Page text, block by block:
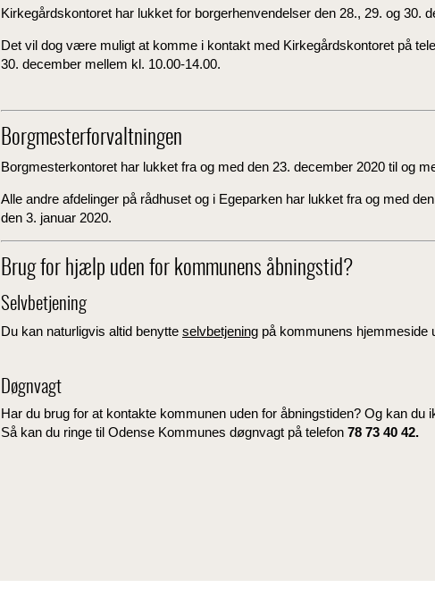
Kirkegårdskontoret har lukket for borgerhenvendelser den 28., 29. og 30.
Det vil dog være muligt at komme i kontakt med Kirkegårdskontoret på
30. december mellem kl. 10.00-14.00.
Borgmesterforvaltningen
Borgmesterkontoret har lukket fra og med den 23. december 2020 til og
Alle andre afdelinger på rådhuset og i Egeparken har lukket fra og med
den 3. januar 2020.
Brug for hjælp uden for kommunens åbningstid?
Selvbetjening
Du kan naturligvis altid benytte selvbetjening på kommunens hjemmeside
Døgnvagt
Har du brug for at kontakte kommunen uden for åbningstiden? Og kan du
Så kan du ringe til Odense Kommunes døgnvagt på telefon 78 73 40 42.